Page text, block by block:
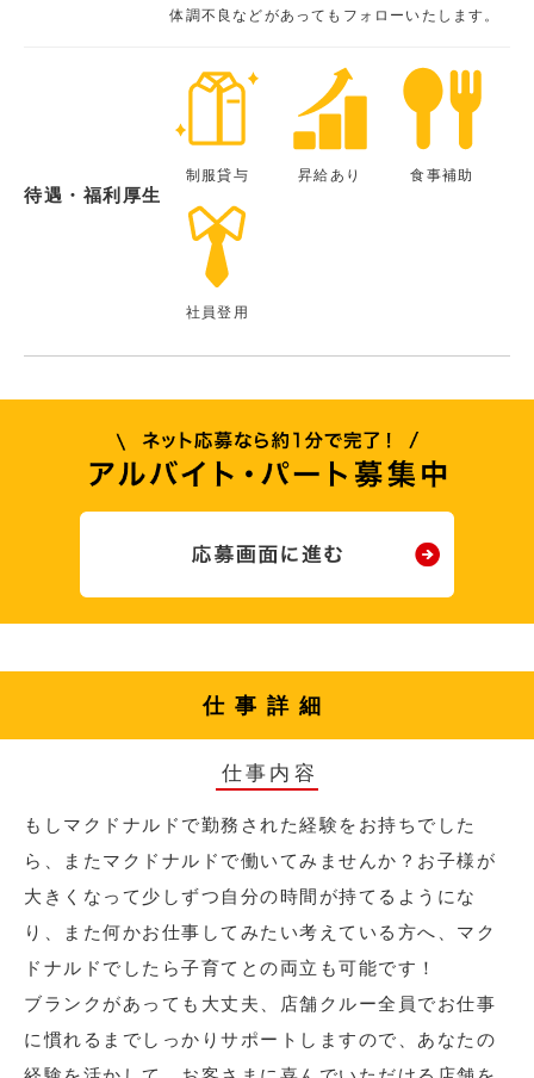
体調不良などがあってもフォローいたします。
待遇・福利厚生
制服貸与 昇給あり 食事補助
社員登用
仕事詳細
仕事内容
もしマクドナルドで勤務された経験をお持ちでした
ら、またマクドナルドで働いてみませんか？お子様が
大きくなって少しずつ自分の時間が持てるようにな
り、また何かお仕事してみたい考えている方へ、マク
ドナルドでしたら子育てとの両立も可能です！
ブランクがあっても大丈夫、店舗クルー全員でお仕事
に慣れるまでしっかりサポートしますので、あなたの